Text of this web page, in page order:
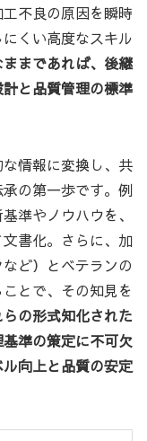
不良の原因を瞬時
くい高度なスキル
まであれば、後継
と品質管理の標準
情報に変換し、共
の第一歩です。例
準やノウハウを、
書化。さらに、加
ど）とベテランの
とで、その知見を
らの形式知化された
準の策定に不可欠
向上と品質の安定